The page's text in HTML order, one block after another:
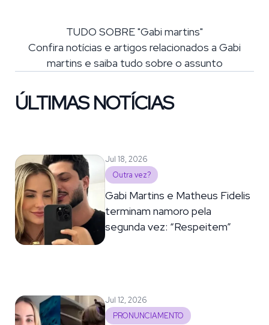
TUDO SOBRE "Gabi martins"
Confira notícias e artigos relacionados a Gabi
martins e saiba tudo sobre o assunto
ÚLTIMAS NOTÍCIAS
Jul 18, 2026
Outra vez?
Gabi Martins e Matheus Fidelis
terminam namoro pela
segunda vez: “Respeitem”
Jul 12, 2026
PRONUNCIAMENTO